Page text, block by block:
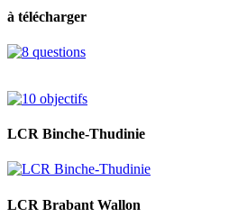
à télécharger
LCR Binche-Thudinie
LCR Brabant Wallon